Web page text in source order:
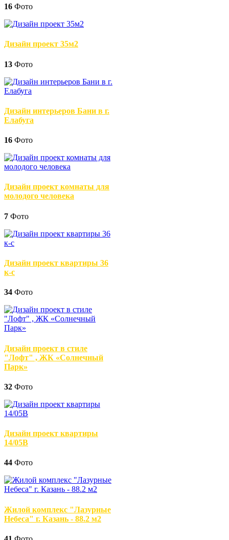
16 Фото
Дизайн проект 35м2
13 Фото
Дизайн интерьеров Бани в г.
Елабуга
16 Фото
Дизайн проект комнаты для
молодого человека
7 Фото
Дизайн проект квартиры 36
к-с
34 Фото
Дизайн проект в стиле
"Лофт" , ЖК «Солнечный
Парк»
32 Фото
Дизайн проект квартиры
14/05В
44 Фото
Жилой комплекс "Лазурные
Небеса" г. Казань - 88.2 м2